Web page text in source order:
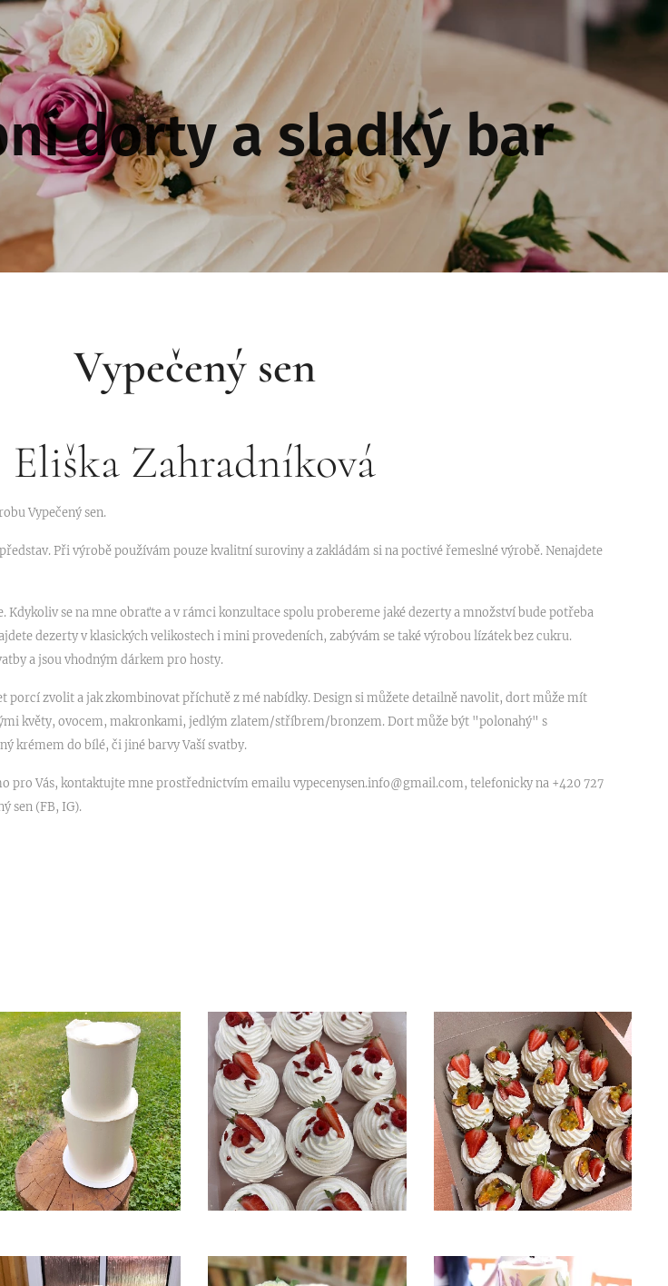
dorty a sladký bar
Vypečený sen
Eliška Zahradníková
Vypečený sen.
Při výrobě používám pouze kvalitní suroviny a zakládám si na poctivé řemeslné výrobě. Nenajdete
Kdykoliv se na mne obraťte a v rámci konzultace spolu probereme jaké dezerty a množství bude potřeba
dezerty v klasických velikostech i mini provedeních, zabývám se také výrobou lízátek bez cukru.
a jsou vhodným dárkem pro hosty.
porcí zvolit a jak zkombinovat příchutě z mé nabídky. Design si můžete detailně navolit, dort může mít
květy, ovocem, makronkami, jedlým zlatem/stříbrem/bronzem. Dort může být "polonahý" s
krémem do bílé, či jiné barvy Vaší svatby.
pro Vás, kontaktujte mne prostřednictvím emailu vypecenysen.info@gmail.com, telefonicky na +420 727
sen (FB, IG).